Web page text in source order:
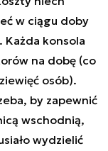
w ciągu doby
Każda konsola
na dobę (co
osób).
by zapewnić
wschodnią,
wydzielić